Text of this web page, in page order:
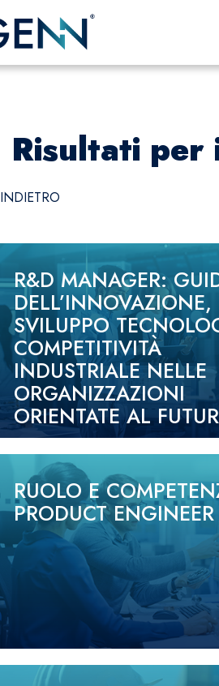
Risultati per
INDIETRO
R&D MANAGER:
DELL’INNOVAZIONE,
SVILUPPO
COMPETITIVITÀ
INDUSTRIALE NELLE
ORGANIZZAZIONI
ORIENTATE AL
RUOLO E
PRODUCT ENGINEER